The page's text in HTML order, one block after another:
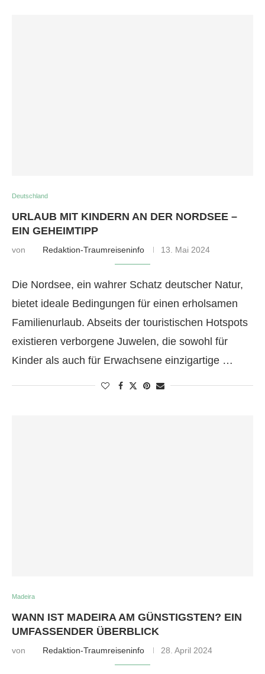
Deutschland
URLAUB MIT KINDERN AN DER NORDSEE –
EIN GEHEIMTIPP
von Redaktion-Traumreiseninfo 13. Mai 2024
Die Nordsee, ein wahrer Schatz deutscher Natur,
bietet ideale Bedingungen für einen erholsamen
Familienurlaub. Abseits der touristischen Hotspots
existieren verborgene Juwelen, die sowohl für
Kinder als auch für Erwachsene einzigartige …
Madeira
WANN IST MADEIRA AM GÜNSTIGSTEN? EIN
UMFASSENDER ÜBERBLICK
von Redaktion-Traumreiseninfo 28. April 2024